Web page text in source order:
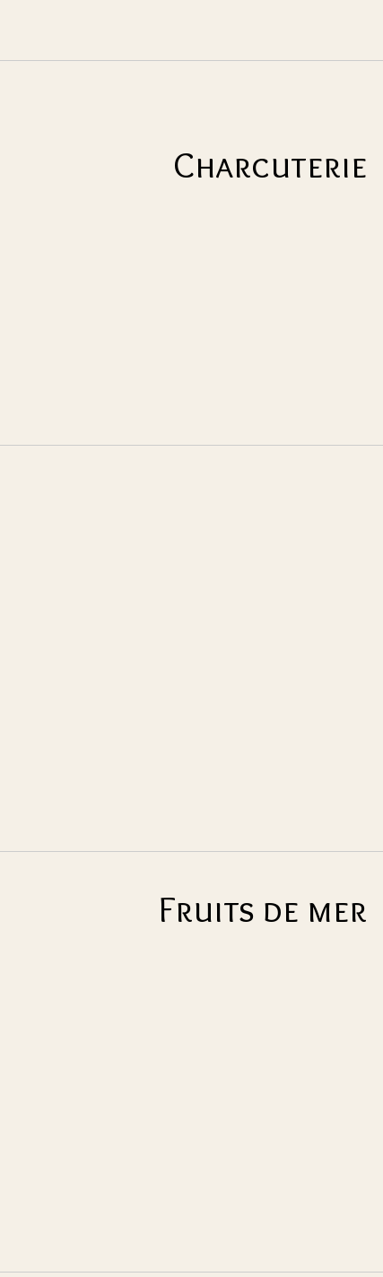
Charcuterie
Fruits de mer